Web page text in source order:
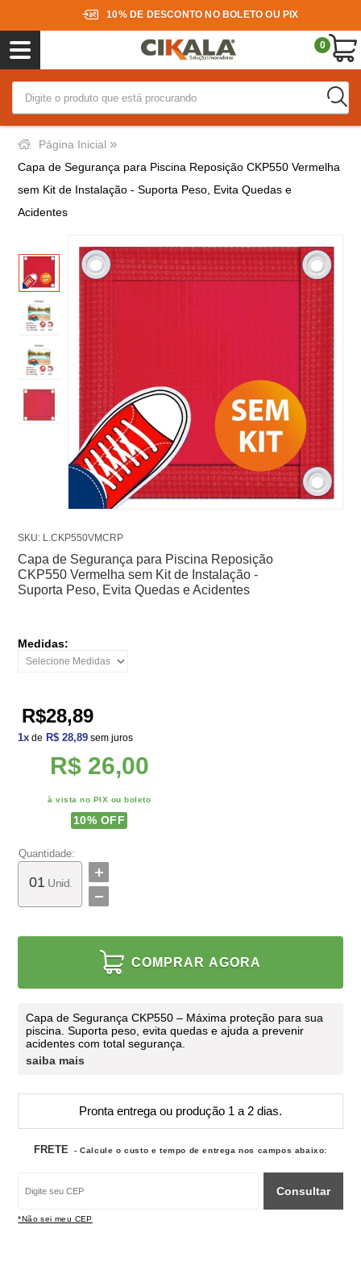
10% DE DESCONTO NO BOLETO OU PIX
0
Página Inicial »
Capa de Segurança para Piscina Reposição CKP550 Vermelha
sem Kit de Instalação - Suporta Peso, Evita Quedas e
Acidentes
SKU: L.CKP550VMCRP
Capa de Segurança para Piscina Reposição
CKP550 Vermelha sem Kit de Instalação -
Suporta Peso, Evita Quedas e Acidentes
Medidas:
R$28,89
1x de R$ 28,89 sem juros
R$ 26,00
à vista no PIX ou boleto
10% OFF
Quantidade:
Unid.
COMPRAR AGORA
Capa de Segurança CKP550 – Máxima proteção para sua
piscina. Suporta peso, evita quedas e ajuda a prevenir
acidentes com total segurança.
saiba mais
Pronta entrega ou produção 1 a 2 dias.
FRETE - Calcule o custo e tempo de entrega nos campos abaixo:
Consultar
*Não sei meu CEP